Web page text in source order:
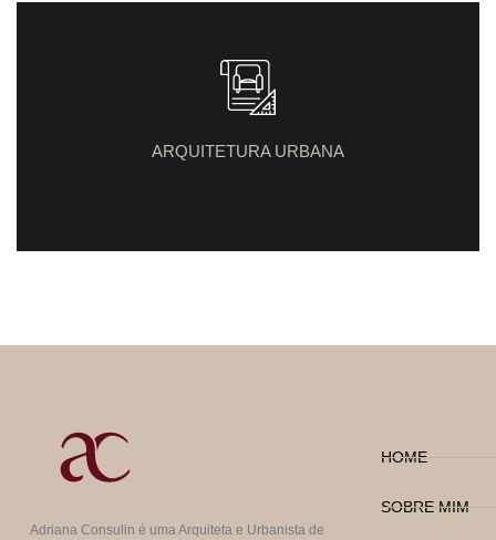
ARQUITETURA URBANA
Adriana Consulin é uma Arquiteta e Urbanista de
HOME
SOBRE MIM